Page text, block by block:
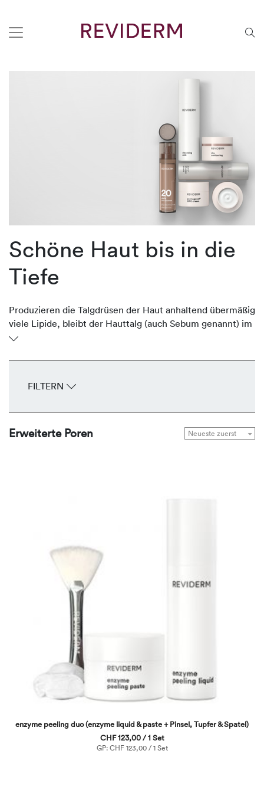
Schöne Haut bis in die
Tiefe
Produzieren die Talgdrüsen der Haut anhaltend übermäßig
viele Lipide, bleibt der Hauttalg (auch Sebum genannt) im
Ausführungsgang stehen und erweitert den Follikel.
speziell in der T-Zone und an den Wangen – als offener
REVIDERM reduzieren die Produktion des Sebums auf ein
FILTERN
Erweiterte Poren
enzyme peeling duo (enzyme liquid & paste + Pinsel, Tupfer & Spatel)
CHF 123,00 / 1 Set
GP: CHF 123,00 / 1 Set